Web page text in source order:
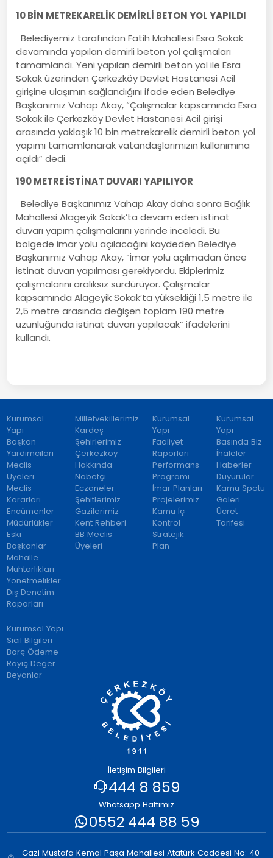
10 BİN METREKARELİK DEMİRLİ BETON YOL YAPILDI
Belediyemiz tarafından Fatih Mahallesi Esra Sokak
devamında yapılan demirli beton yol çalışmaları
tamamlandı. Yeni yapılan demirli beton yol ile Esra
Sokak üzerinden Çerkezköy Devlet Hastanesi Acil
girişine ulaşımın sağlandığını ifade eden Belediye
Başkanımız Vahap Akay, “Çalışmalar kapsamında Esra
Sokak ile Çerkezköy Devlet Hastanesi Acil girişi
arasında yaklaşık 10 bin metrekarelik demirli beton yol
yapımı tamamlanarak vatandaşlarımızın kullanımına
açıldı” dedi.
190 METRE İSTİNAT DUVARI YAPILIYOR
Belediye Başkanımız Vahap Akay daha sonra Bağlık
Mahallesi Alageyik Sokak’ta devam eden istinat
duvarı yapım çalışmalarını yerinde inceledi. Bu
bölgede imar yolu açılacağını kaydeden Belediye
Başkanımız Vahap Akay, “İmar yolu açılmadan önce
istinat duvarı yapılması gerekiyordu. Ekiplerimiz
çalışmalarını aralıksız sürdürüyor. Çalışmalar
kapsamında Alageyik Sokak’ta yüksekliği 1,5 metre ile
2,5 metre arasında değişen toplam 190 metre
uzunluğunda istinat duvarı yapılacak” ifadelerini
kullandı.
Kurumsal
Yapı
Başkan
Yardımcıları
Meclis
Üyeleri
Meclis
Kararları
Encümenler
Müdürlükler
Eski
Başkanlar
Mahalle
Muhtarlıkları
Yönetmelikler
Dış Denetim
Raporları
Milletvekillerimiz
Kardeş
Şehirlerimiz
Çerkezköy
Hakkında
Nöbetçi
Eczaneler
Şehitlerimiz
Gazilerimiz
Kent Rehberi
BB Meclis
Üyeleri
Kurumsal
Yapı
Faaliyet
Raporları
Performans
Programı
İmar Planları
Projelerimiz
Kamu İç
Kontrol
Stratejik
Plan
Kurumsal
Yapı
Basında Biz
İhaleler
Haberler
Duyurular
Kamu Spotu
Galeri
Ücret
Tarifesi
Kurumsal Yapı
Sicil Bilgileri
Borç Ödeme
Rayiç Değer
Beyanlar
İletişim Bilgileri
444 8 859
Whatsapp Hattımız
0552 444 88 59
Gazi Mustafa Kemal Paşa Mahallesi Atatürk Caddesi No: 40